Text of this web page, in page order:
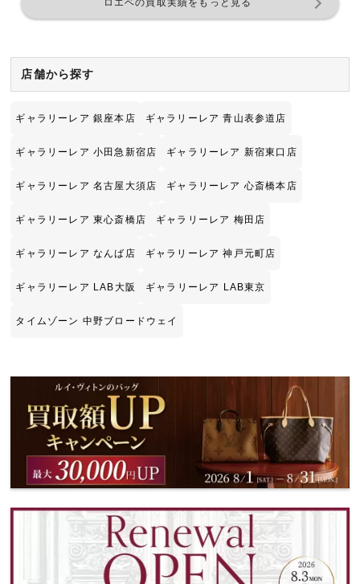
ロエベの買取実績をもっと見る
店舗から探す
ギャラリーレア 銀座本店 ギャラリーレア 青山表参道店
ギャラリーレア 小田急新宿店 ギャラリーレア 新宿東口店
ギャラリーレア 名古屋大須店 ギャラリーレア 心斎橋本店
ギャラリーレア 東心斎橋店 ギャラリーレア 梅田店
ギャラリーレア なんば店 ギャラリーレア 神戸元町店
ギャラリーレア LAB大阪 ギャラリーレア LAB東京
タイムゾーン 中野ブロードウェイ